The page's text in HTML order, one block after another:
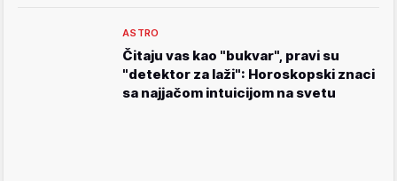
ASTRO
Čitaju vas kao "bukvar", pravi su
"detektor za laži": Horoskopski znaci
sa najjačom intuicijom na svetu